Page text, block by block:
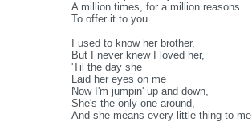
A million times, for a million reasons
To offer it to you
I used to know her brother,
But I never knew I loved her,
'Til the day she
Laid her eyes on me
Now I'm jumpin' up and down,
She's the only one around,
And she means every little thing to me